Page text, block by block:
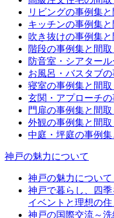
リビングの事例集
キッチンの事例集
吹き抜けの事例集
階段の事例集と間
防音室・シアター
お風呂・バスタブ
寝室の事例集と間
玄関・アプローチ
門扉の事例集と間
外観の事例集と間
中庭・坪庭の事例
神戸の魅力について
神戸の魅力について
神戸で暮らし、四
イベントと理想の住
神戸の国際交流～